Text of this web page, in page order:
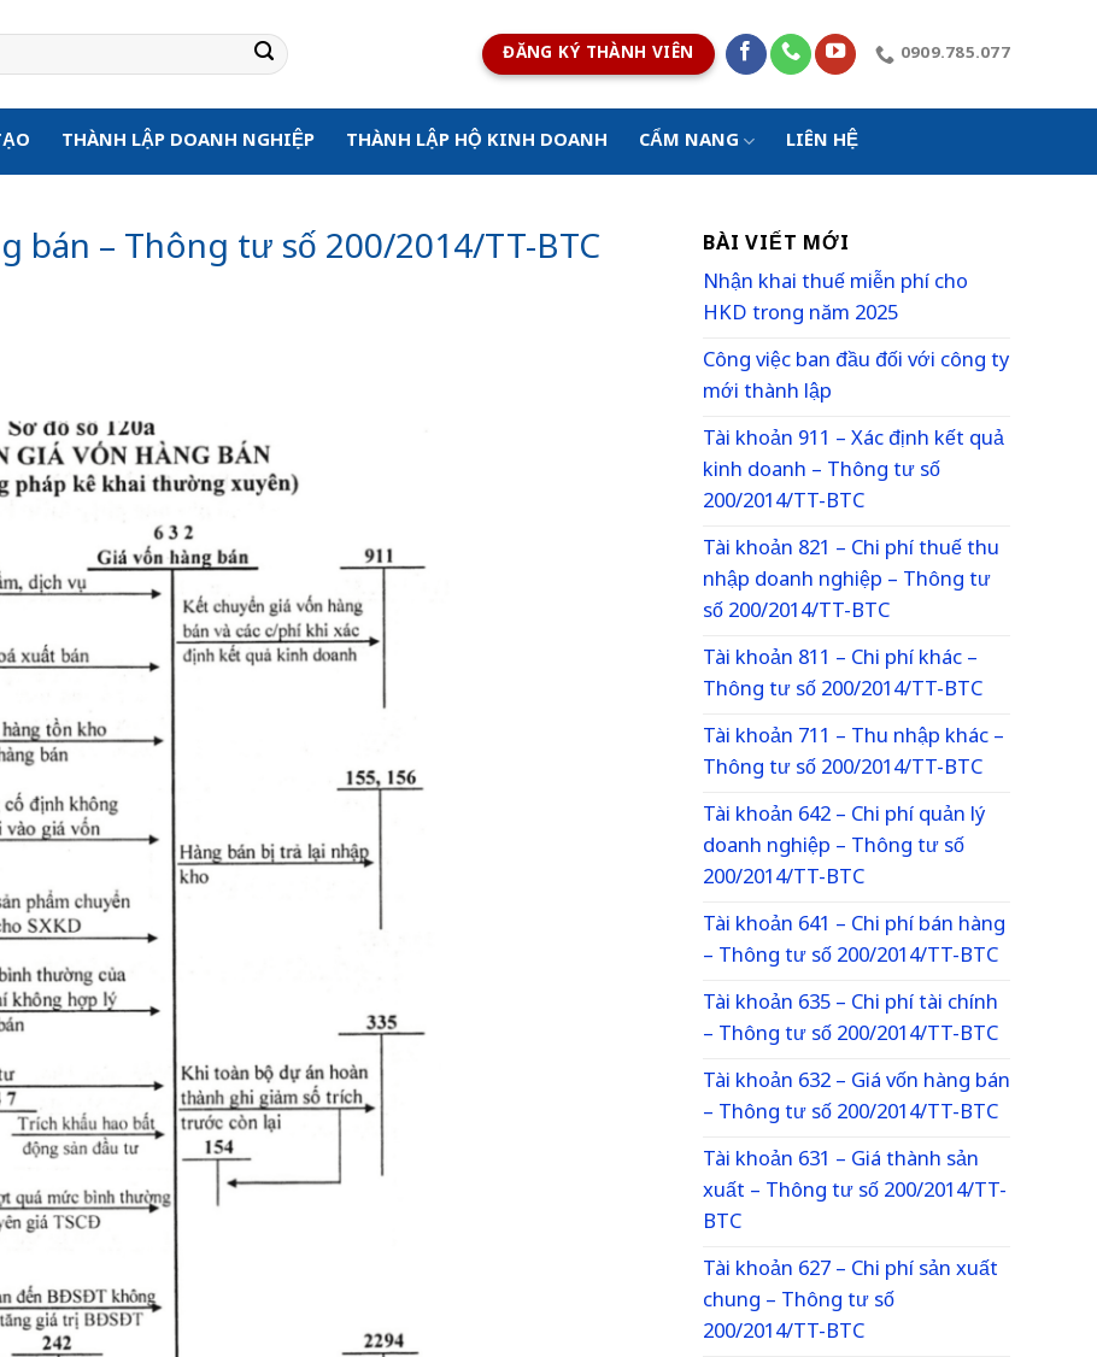
ĐĂNG KÝ THÀNH VIÊN 0909.785.077
THÀNH LẬP DOANH NGHIỆP THÀNH LẬP HỘ KINH DOANH CẨM NANG LIÊN HỆ
bán – Thông tư số 200/2014/TT-BTC
BÀI VIẾT MỚI
Nhận khai thuế miễn phí cho
HKD trong năm 2025
Công việc ban đầu đối với công ty
mới thành lập
Tài khoản 911 – Xác định kết quả
kinh doanh – Thông tư số
200/2014/TT-BTC
Tài khoản 821 – Chi phí thuế thu
nhập doanh nghiệp – Thông tư
số 200/2014/TT-BTC
Tài khoản 811 – Chi phí khác –
Thông tư số 200/2014/TT-BTC
Tài khoản 711 – Thu nhập khác –
Thông tư số 200/2014/TT-BTC
Tài khoản 642 – Chi phí quản lý
doanh nghiệp – Thông tư số
200/2014/TT-BTC
Tài khoản 641 – Chi phí bán hàng
– Thông tư số 200/2014/TT-BTC
Tài khoản 635 – Chi phí tài chính
– Thông tư số 200/2014/TT-BTC
Tài khoản 632 – Giá vốn hàng bán
– Thông tư số 200/2014/TT-BTC
Tài khoản 631 – Giá thành sản
xuất – Thông tư số 200/2014/TT-
BTC
Tài khoản 627 – Chi phí sản xuất
chung – Thông tư số
200/2014/TT-BTC